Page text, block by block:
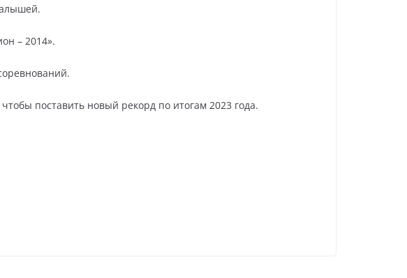
– 2014».
поставить новый рекорд по итогам 2023 года.